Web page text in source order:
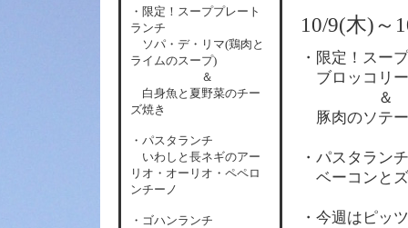
10/9(木)～
・限定！スー
ブロッコリ
＆
豚肉のソテ
・パスタランチ
ベーコンと
・今週はピッ
・限定！スーププレート
ランチ
ソパ・デ・リマ(鶏肉と
ライムのスープ)
＆
白身魚と夏野菜のチー
ズ焼き
・パスタランチ
いわしと長ネギのアー
リオ・オーリオ・ペペロ
ンチーノ
・ゴハンランチ